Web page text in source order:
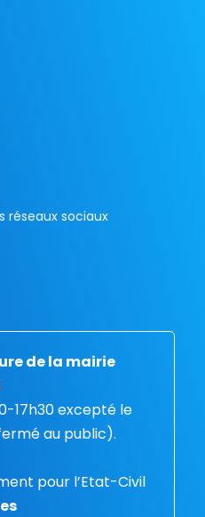
réseaux sociaux
de la mairie
17h30 excepté le
au public).
pour l’Etat-Civil